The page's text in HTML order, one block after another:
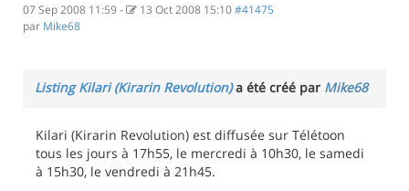
07 Sep 2008 11:59- 13 Oct 2008 15:10#41475
par Mike68
Listing Kilari (Kirarin Revolution)a été créé par Mike68
Kilari (Kirarin Revolution) est diffusée sur Télétoon
tous les jours à 17h55, le mercredi à 10h30, le samedi
à 15h30, le vendredi à 21h45.